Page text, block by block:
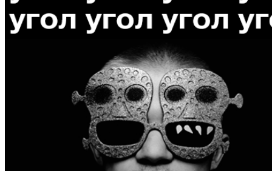
На DOCA состоится моноспектакль Ксении Деменковой с